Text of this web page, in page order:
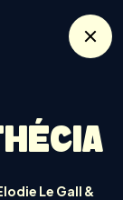
Le Gall &